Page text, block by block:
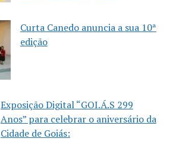
Curta Canedo anuncia a sua 10ª
edição
Exposição Digital “GOI.Á.S 299
Anos” para celebrar o aniversário da
Cidade de Goiás: